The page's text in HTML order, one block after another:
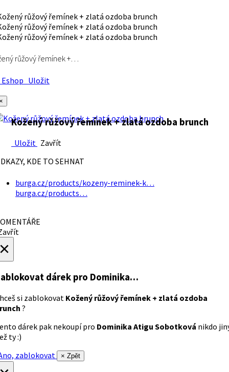
růžový řemínek +…
Uložit
Kožený růžový řemínek + zlatá ozdoba brunch
Uložit Zavřít
KDE TO SEHNAT
burga.cz/products/kozeny-reminek-k…
burga.cz/products…
dárek pro Dominika…
si zablokovat Kožený růžový řemínek + zlatá ozdoba
?
dárek pak nekoupí pro Dominika Atigu Sobotková nikdo
ty :)
zablokovat
× Zpět